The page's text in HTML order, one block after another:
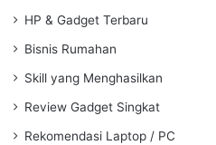
HP & Gadget Terbaru
Bisnis Rumahan
Skill yang Menghasilkan
Review Gadget Singkat
Rekomendasi Laptop / PC